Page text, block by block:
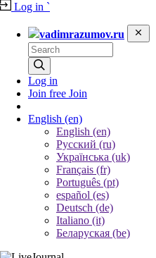
Log in `
vadimrazumov.ru
Log in
Join free Join
English (en)
English (en)
Русский (ru)
Українська (uk)
Français (fr)
Português (pt)
español (es)
Deutsch (de)
Italiano (it)
Беларуская (be)